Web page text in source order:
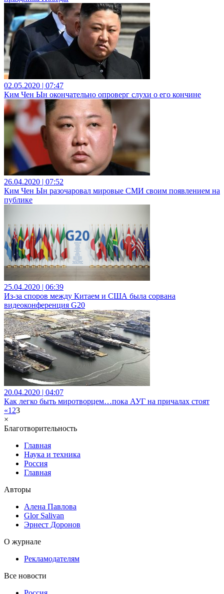
02.05.2020 | 07:47
Ким Чен Ын окончательно опроверг слухи о его кончине
26.04.2020 | 07:52
Ким Чен Ын разочаровал мировые СМИ своим появлением на
публике
25.04.2020 | 06:39
Из-за споров между Китаем и США была сорвана
видеоконференция G20
20.04.2020 | 04:07
Как легко быть миротворцем…пока АУГ на причалах стоят
«1 23
×
Благотворительность
Главная
Наука и техника
Россия
Главная
Авторы
Алена Павлова
Glor Salivan
Эрнест Доронов
О журнале
Рекламодателям
Все новости